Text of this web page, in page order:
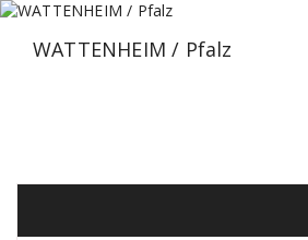
Zum
springenWATTENHEIM / Pfalz